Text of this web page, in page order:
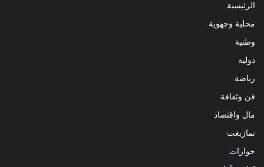
الرئيسية
محلية وجهوية
وطنية
دولية
رياضة
فن وثقافة
مال واقتصاد
تمازيغت
حوارات